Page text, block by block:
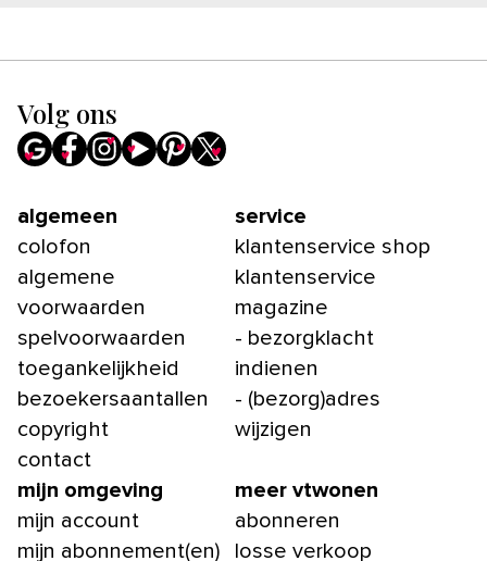
Volg ons
algemeen
colofon
algemene
voorwaarden
spelvoorwaarden
toegankelijkheid
bezoekersaantallen
copyright
contact
service
klantenservice shop
klantenservice
magazine
- bezorgklacht
indienen
- (bezorg)adres
wijzigen
mijn omgeving
mijn account
mijn abonnement(en)
meer vtwonen
abonneren
losse verkoop